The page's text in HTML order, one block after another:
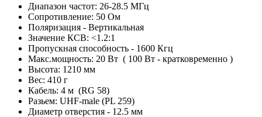
Диапазон частот: 26-28.5 МГц
Сопротивление: 50 Ом
Поляризация - Вертикальная
Значение КСВ: <1.2:1
Пропускная способность - 1600 Кгц
Макс.мощность: 20 Вт ( 100 Вт - кратковременно )
Высота: 1210 мм
Вес: 410 г
Кабель: 4 м (RG 58)
Разьем: UHF-male (PL 259)
Диаметр отверстия - 12.5 мм